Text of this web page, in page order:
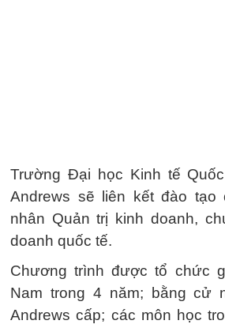
Trường Đại học Kinh tế
Andrews sẽ liên kết đào tạo
nhân Quản trị kinh doanh,
doanh quốc tế.
Chương trình được tổ chức
Nam trong 4 năm; bằng cử
Andrews cấp; các môn học